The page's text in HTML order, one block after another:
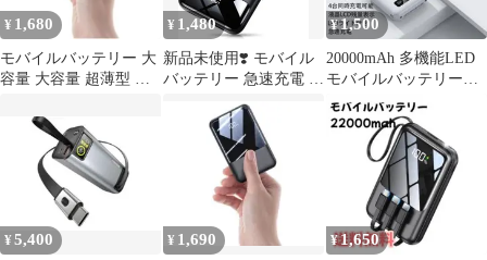
張/アウトドア/停電/防
災緊急用
¥ 1,680
モバイルバッテリー 大
容量 大容量 超薄型 急
¥ 1,480
新品未使用❣️ モバイル
バッテリー 急速充電 充
電器 20000mAh 同時充
¥1,500
20000mAh 多機能LED
モバイルバッテリー
Type-C急速充電
¥5,400 ¥ 1,690 ¥1,650